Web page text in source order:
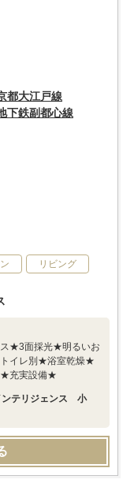
都大江戸線
下鉄副都心線
リビング
★3面採光★明るいお
イレ別★浴室乾燥★
★充実設備★
ンテリジェンス 小